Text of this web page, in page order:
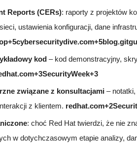
Reports (CERs): raporty z projektów
ustawienia konfiguracji, dane
kod – kod demonstracyjny,
związane z konsultacjami –
z klientem.
: choć Red Hat twierdzi, że nie
w dotychczasowym etapie analizy,